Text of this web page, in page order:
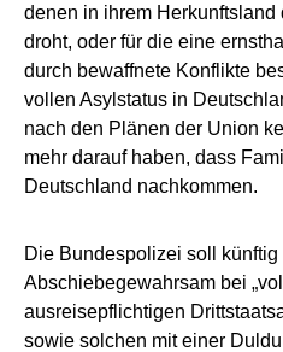
denen in ihrem Herkunftsland
droht, oder für die eine
durch bewaffnete Konflikte
vollen Asylstatus in
nach den Plänen der Union
mehr darauf haben, dass
Deutschland nachkommen.
Die Bundespolizei soll künftig
Abschiebegewahrsam bei
ausreisepflichtigen
sowie solchen mit einer